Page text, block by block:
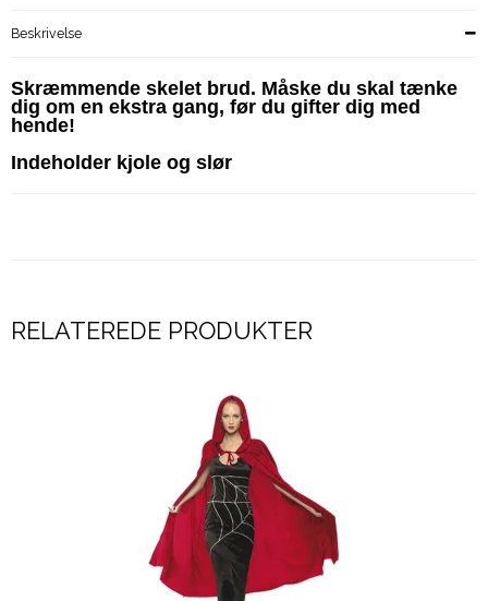
Beskrivelse
Skræmmende skelet brud. Måske du skal tænke
dig om en ekstra gang, før du gifter dig med
hende!
Indeholder kjole og slør
RELATEREDE PRODUKTER